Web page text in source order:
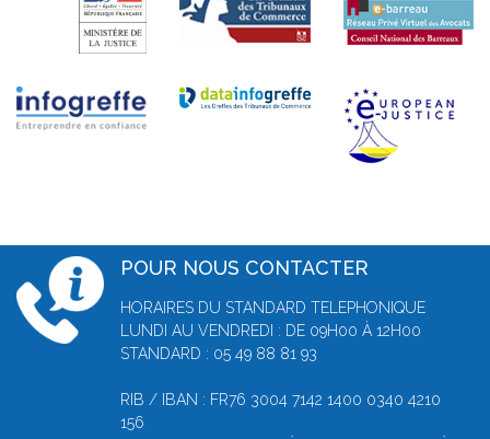
POUR NOUS CONTACTER
HORAIRES DU STANDARD TELEPHONIQUE
LUNDI AU VENDREDI : DE 09H00 À 12H00
STANDARD : 05 49 88 81 93
RIB / IBAN : FR76 3004 7142 1400 0340 4210
156